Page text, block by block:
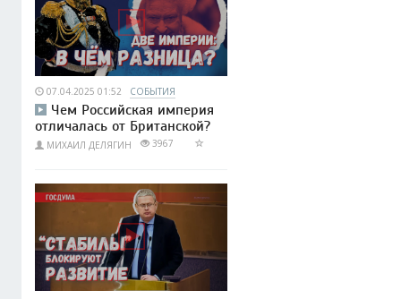
07.04.2025 01:52 СОБЫТИЯ
Чем Российская империя
отличалась от Британской?
МИХАИЛ ДЕЛЯГИН 3967